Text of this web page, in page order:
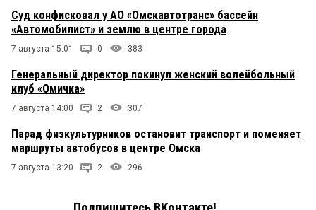
Суд конфисковал у АО «Омскавтотранс» бассейн
«Автомобилист» и землю в центре города
7 августа 15:01 0 383
Генеральный директор покинул женский волейбольный
клуб «Омичка»
7 августа 14:00 2 307
Парад физкультурников остановит транспорт и поменяет
маршруты автобусов в центре Омска
7 августа 13:20 2 296